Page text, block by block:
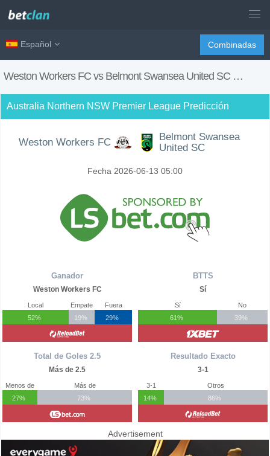
Español Combinadas
Weston Workers FC vs Belmont Swansea United SC
Australia Northern NSW Premier League Predicción
Weston Workers FC
Belmont Swansea
United SC
Fecha 2026-06-13 05:00
Ganador
Weston Workers FC
Local
52%
Empate
19%
Fuera
29%
Total de Goles 2.5
Más de 2.5
Menos de
27%
Más de
73%
BTTS
Sí
Sí
61%
No
39%
Resultado Exacto
3-1
3-1
14%
Otros
86%
Advertisement